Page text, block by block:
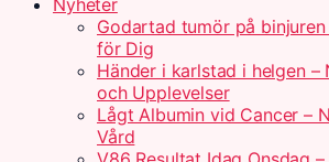
Nyheter
Godartad tumör på
för Dig
Händer i karlstad i helgen –
och Upplevelser
Lågt Albumin vid Cancer –
Vård